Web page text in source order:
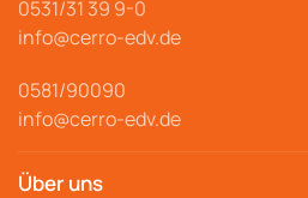
0531/31 39 9-0
info@cerro-edv.de
0581/90090
info@cerro-edv.de
Über uns